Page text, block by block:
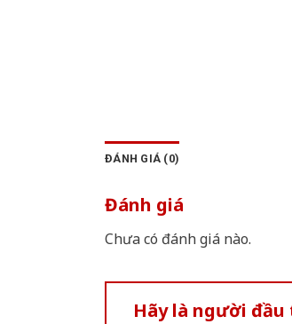
ĐÁNH GIÁ (0)
Đánh giá
Chưa có đánh giá nào.
Hãy là người đầu